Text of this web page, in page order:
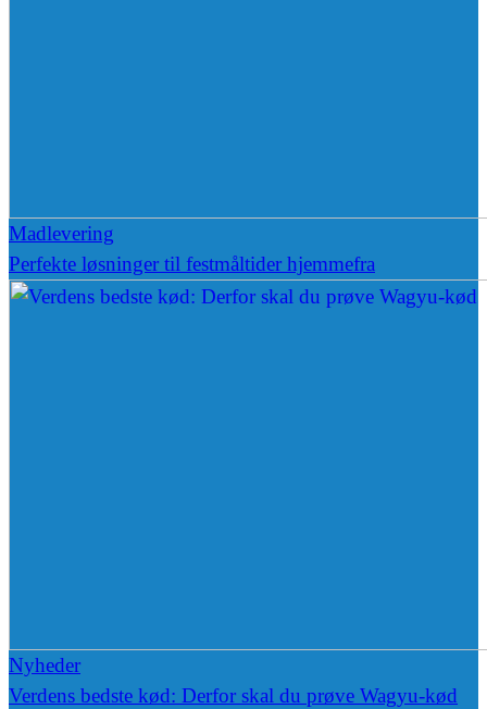
Madlevering
Perfekte løsninger til festmåltider hjemmefra
Nyheder
Verdens bedste kød: Derfor skal du prøve Wagyu-kød